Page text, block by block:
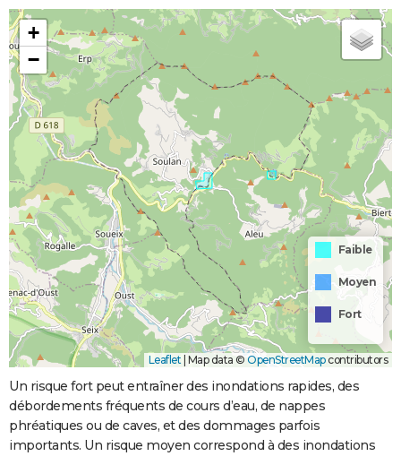
+
−
Faible
Moyen
Fort
Leaflet Map data © OpenStreetMapcontributors
Un risque fort peut entraîner des inondations rapides, des
débordements fréquents de cours d’eau, de nappes
phréatiques ou de caves, et des dommages parfois
importants. Un risque moyen correspond à des inondations